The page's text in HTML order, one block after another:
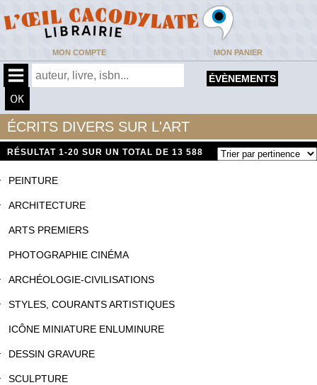
MON COMPTE MON PANIER
ÉVÈNEMENTS
ÉCRITS DIVERS SUR L'ART
RÉSULTAT 1-20 SUR UN TOTAL DE 13 588
PEINTURE
ARCHITECTURE
ARTS PREMIERS
PHOTOGRAPHIE CINÉMA
ARCHÉOLOGIE-CIVILISATIONS
STYLES, COURANTS ARTISTIQUES
ICÔNE MINIATURE ENLUMINURE
DESSIN GRAVURE
SCULPTURE